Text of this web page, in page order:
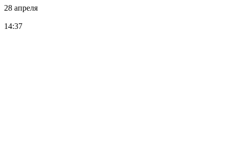
28 апреля
14:37